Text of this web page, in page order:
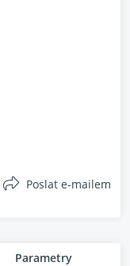
Poslat e-mailem
Parametry